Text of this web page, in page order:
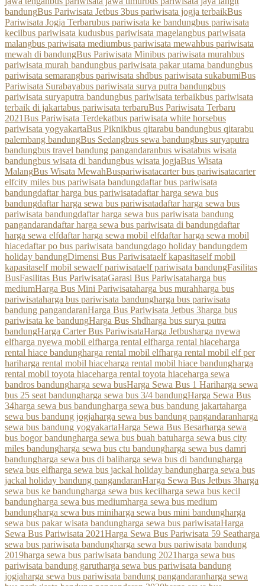
bandungBus Pariwisata Jetbus 3bus pariwisata jogja terbaikBus
Pariwisata Jogja Terbarubus pariwisata ke bandungbus pariwisata
kecilbus pariwisata kudusbus pariwisata magelangbus pariwisata
malangbus pariwisata mediumbus pariwisata mewahbus pariwisata
mewah di bandungBus Pariwisata Minibus pariwisata murahbus
pariwisata murah bandungbus pariwisata pakar utama bandungbus
pariwisata semarangbus pariwisata shdbus pariwisata sukabumiBus
Pariwisata Surabayabus pariwisata surya putra bandungbus
pariwisata suryaputra bandungbus pariwisata terbaikbus pariwisata
terbaik di jakartabus pariwisata terbaruBus Pariwisata Terbaru
2021Bus Pariwisata Terdekatbus pariwisata white horsebus
pariwisata yogyakartaBus Piknikbus qitarabu bandungbus qitarabu
palembang bandungBus Sedangbus sewa bandungbus suryaputra
bandungbus travel bandung pangandaranbus wisatabus wisata
bandungbus wisata di bandungbus wisata jogjaBus Wisata
MalangBus Wisata MewahBuspariwisatacarter bus pariwisatacarter
elfcity miles bus pariwisata bandungdaftar bus pariwisata
bandungdaftar harga bus pariwisatadaftar harga sewa bus
bandungdaftar harga sewa bus pariwisatadaftar harga sewa bus
pariwisata bandungdaftar harga sewa bus pariwisata bandung
pangandarandaftar harga sewa bus pariwisata di bandungdaftar
harga sewa elfdaftar harga sewa mobil elfdaftar harga sewa mobil
hiacedaftar po bus pariwisata bandungdago holiday bandungdem
holiday bandungDimensi Bus Pariwisataelf kapasitaself mobil
kapasitaself mobil sewaelf pariwisataelf pariwisata bandungFasilitas
BusFasilitas Bus PariwisataGarasi Bus Pariwisataharga bus
mediumHarga Bus Mini Pariwisataharga bus murahharga bus
pariwisataharga bus pariwisata bandungharga bus pariwisata
bandung pangandaranHarga Bus Pariwisata Jetbus 3harga bus
pariwisata ke bandungHarga Bus Shdharga bus surya putra
bandungHarga Carter Bus PariwisataHarga Jetbusharga nyewa
elfharga nyewa mobil elfharga rental elfharga rental hiaceharga
rental hiace bandungharga rental mobil elfharga rental mobil elf per
hariharga rental mobil hiaceharga rental mobil hiace bandungharga
rental mobil toyota hiaceharga rental toyota hiaceharga sewa
bandros bandungharga sewa busHarga Sewa Bus 1 Hariharga sewa
bus 25 seat bandungharga sewa bus 3/4 bandungHarga Sewa Bus
34harga sewa bus bandungharga sewa bus bandung jakartaharga
sewa bus bandung jogjaharga sewa bus bandung pangandaranharga
sewa bus bandung yogyakartaHarga Sewa Bus Besarharga sewa
bus bogor bandungharga sewa bus buah batuharga sewa bus city
miles bandungharga sewa bus ctu bandungharga sewa bus damri
bandungharga sewa bus di baliharga sewa bus di bandungharga
sewa bus elfharga sewa bus jackal holiday bandungharga sewa bus
jackal holiday bandung pangandaranHarga Sewa Bus Jetbus 3harga
sewa bus ke bandungharga sewa bus kecilharga sewa bus kecil
bandungharga sewa bus mediumharga sewa bus medium
bandungharga sewa bus miniharga sewa bus mini bandungharga
sewa bus pakar wisata bandungharga sewa bus pariwisataHarga
Sewa Bus Pariwisata 2021Harga Sewa Bus Pariwisata 59 Seatharga
sewa bus pariwisata bandungharga sewa bus pariwisata bandung
2019harga sewa bus pariwisata bandung 2021harga sewa bus
pariwisata bandung garutharga sewa bus pariwisata bandung
jogjaharga sewa bus pariwisata bandung pangandaranharga sewa